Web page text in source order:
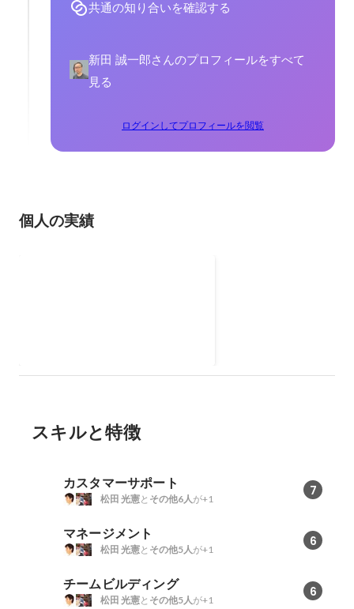
共通の知り合いを確認する
新田 誠一郎さんのプロフィールをすべて
見る
ログインしてプロフィールを閲覧
個人の実績
スキルと特徴
カスタマーサポート 7
松田 光憲と その他6人が+1
マネージメント 6
松田 光憲と その他5人が+1
チームビルディング 6
松田 光憲と その他5人が+1